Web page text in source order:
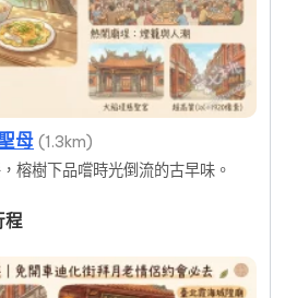
母 (1.3km)
榕樹下品嚐時光倒流的古早味。
程